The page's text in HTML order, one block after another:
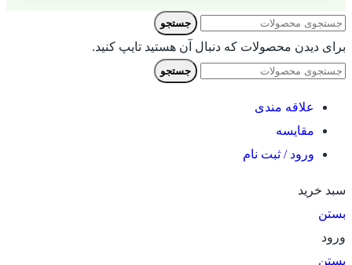
جستجو
برای دیدن محصولات که دنبال آن هستید تایپ کنید.
جستجو
علاقه مندی
مقایسه
ورود / ثبت نام
سبد خرید
بستن
ورود
بستن